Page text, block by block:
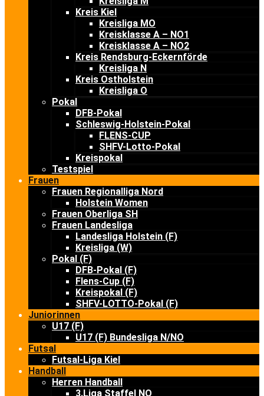
Kreis Kiel
Kreisliga MO
Kreisklasse A – NO1
Kreisklasse A – NO2
Kreis Rendsburg-Eckernförde
Kreisliga N
Kreis Ostholstein
Kreisliga O
Pokal
DFB-Pokal
Schleswig-Holstein-Pokal
FLENS-CUP
SHFV-Lotto-Pokal
Kreispokal
Testspiel
Frauen
Frauen Regionalliga Nord
Holstein Women
Frauen Oberliga SH
Frauen Landesliga
Landesliga Holstein (F)
Kreisliga (W)
Pokal (F)
DFB-Pokal (F)
Flens-Cup (F)
Kreispokal (F)
SHFV-LOTTO-Pokal (F)
Juniorinnen
U17 (F)
U17 (F) Bundesliga N/NO
Futsal
Futsal-Liga Kiel
Handball
Herren Handball
3.Liga Staffel NO